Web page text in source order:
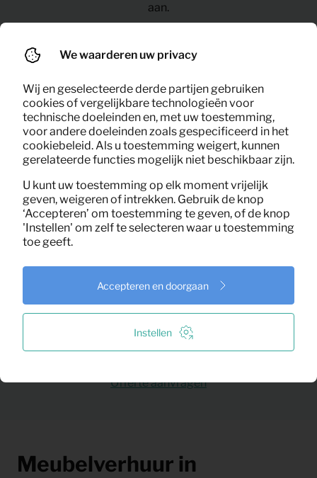
aan.
Klaar? Dan halen we het
we de retour op jouw moment. Liever
verlengen? Geen probleem, we blijven
flexibel.
Offerte aanvragen
Meubelverhuur in
We waarderen uw privacy
Wij en geselecteerde derde partijen gebruiken
cookies of vergelijkbare technologieën voor
technische doeleinden en, met uw toestemming,
voor andere doeleinden zoals gespecificeerd in het
cookiebeleid. Als u toestemming weigert, kunnen
gerelateerde functies mogelijk niet beschikbaar zijn.
U kunt uw toestemming op elk moment vrijelijk
geven, weigeren of intrekken. Gebruik de knop
‘Accepteren’ om toestemming te geven, of de knop
'Instellen' om zelf te selecteren waar u toestemming
toe geeft.
Instellen
Accepteren en doorgaan